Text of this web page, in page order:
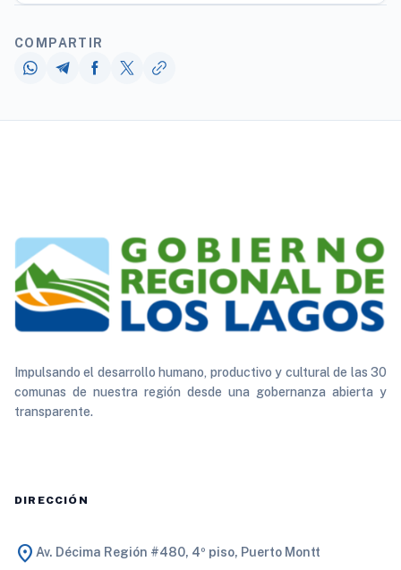
COMPARTIR
Impulsando el desarrollo humano, productivo y cultural de las 30
comunas de nuestra región desde una gobernanza abierta y
transparente.
DIRECCIÓN
location_on Av. Décima Región #480, 4º piso, Puerto Montt